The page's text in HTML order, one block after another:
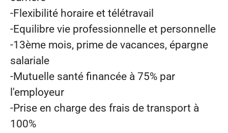
-Flexibilité horaire et télétravail
-Equilibre vie professionnelle et personnelle
-13ème mois, prime de vacances, épargne
salariale
-Mutuelle santé financée à 75% par
l'employeur
-Prise en charge des frais de transport à
100%